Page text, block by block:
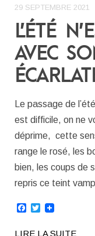
29 SEPTEMBRE 2021
L’ÉTÉ
AVEC
Le passage de
est difficile, on ne
déprime, cette
range le rosé, les
bien, les coups de
repris ce teint
Facebook
Twitter
LIRE LA SUITE